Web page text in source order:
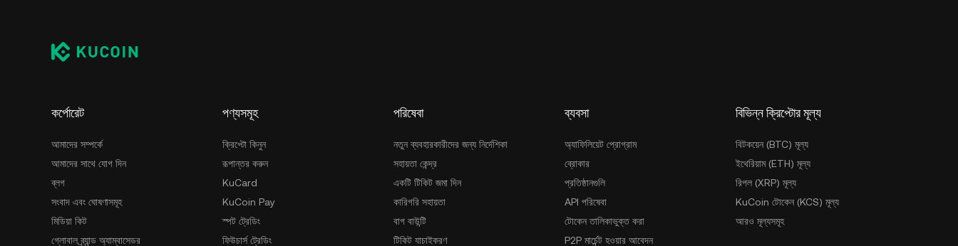
কর্পোরেট
আমাদের সম্পর্কে
আমাদের সাথে যোগ দিন
ব্লগ
সংবাদ এবং ঘোষণাসমূহ
মিডিয়া কিট
গ্লোবাল ব্র্যান্ড অ্যাম্বাসেডর
পণ্যসমূহ
ক্রিপ্টো কিনুন
রূপান্তর করুন
KuCard
KuCoin Pay
স্পট ট্রেডিং
ফিউচার্স ট্রেডিং
পরিষেবা
নতুন ব্যবহারকারীদের জন্য নির্দেশিকা
সহায়তা কেন্দ্র
একটি টিকিট জমা দিন
কারিগরি সহায়তা
বাগ বাউন্টি
টিকিট যাচাইকরণ
ব্যবসা
অ্যাফিলিয়েট প্রোগ্রাম
ব্রোকার
প্রতিষ্ঠানগুলি
API পরিষেবা
টোকেন তালিকাভুক্ত করা
P2P মার্চেন্ট হওয়ার আবেদন
বিভিন্ন ক্রিপ্টোর মূল্য
বিটকয়েন (BTC) মূল্য
ইথেরিয়াম (ETH) মূল্য
রিপল (XRP) মূল্য
KuCoin টোকেন (KCS) মূল্য
আরও মূল্যসমূহ